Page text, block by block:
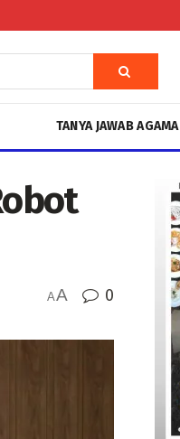
TANYA JAWAB AGAMA
AA 0